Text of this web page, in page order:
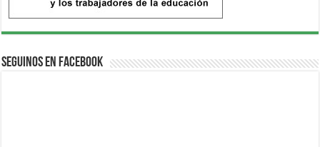
Seguinos en Facebook